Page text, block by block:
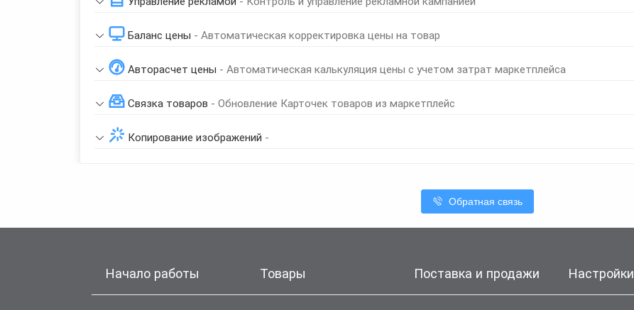
Баланс цены - Автоматическая корректировка цены на товар
Авторасчет цены - Автоматическая калькуляция цены с учетом затрат маркетплейса
Связка товаров - Обновление Карточек товаров из маркетплейс
Копирование изображений -
Обратная связь
Начало работы Товары Поставка и продажи Настройки